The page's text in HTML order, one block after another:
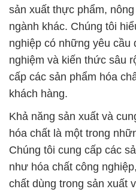
sản xuất thực phẩm,
ngành khác. Chúng tôi
nghiệp có những yêu cầu
nghiệm và kiến thức sâu
cấp các sản phẩm hóa
khách hàng.
Khả năng sản xuất và
hóa chất là một trong
Chúng tôi cung cấp các
như hóa chất công
chất dùng trong sản xuất